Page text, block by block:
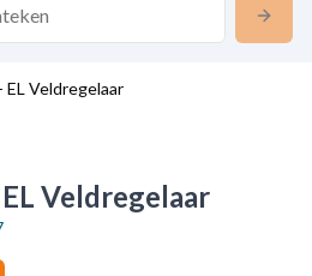
EL Veldregelaar
Veldregelaar